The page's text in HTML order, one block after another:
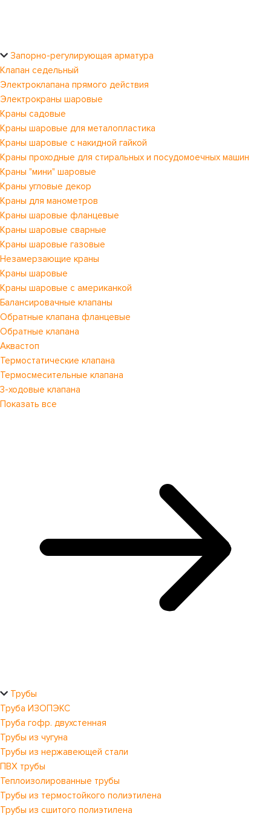
Запорно-регулирующая арматура
Клапан седельный
Электроклапана прямого действия
Электрокраны шаровые
Краны садовые
Краны шаровые для металопластика
Краны шаровые с накидной гайкой
Краны проходные для стиральных и посудомоечных машин
Краны "мини" шаровые
Краны угловые декор
Краны для манометров
Краны шаровые фланцевые
Краны шаровые сварные
Краны шаровые газовые
Незамерзающие краны
Краны шаровые
Краны шаровые с американкой
Балансировачные клапаны
Обратные клапана фланцевые
Обратные клапана
Аквастоп
Термостатические клапана
Термосмесительные клапана
3-ходовые клапана
Показать все
Трубы
Труба ИЗОПЭКС
Труба гофр. двухстенная
Трубы из чугуна
Трубы из нержавеющей стали
ПВХ трубы
Теплоизолированные трубы
Трубы из термостойкого полиэтилена
Трубы из сшитого полиэтилена